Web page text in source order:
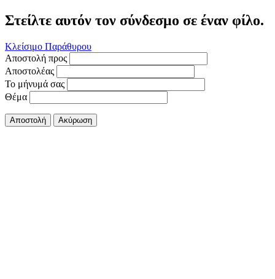
Στείλτε αυτόν τον σύνδεσμο σε έναν φίλο.
Κλείσιμο Παράθυρου
Αποστολή προς
Αποστολέας
Το μήνυμά σας
Θέμα
Αποστολή Ακύρωση